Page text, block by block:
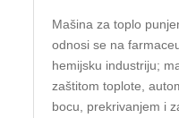
Mašina za toplo
odnosi se na
hemijsku industriju;
zaštitom toplote,
bocu, prekrivanjem i